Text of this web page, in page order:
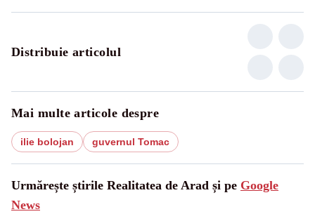
Distribuie articolul
Mai multe articole despre
ilie bolojan guvernul Tomac
Urmărește știrile Realitatea de Arad și pe Google
News